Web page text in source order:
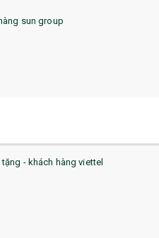
sun group
- khách hàng viettel